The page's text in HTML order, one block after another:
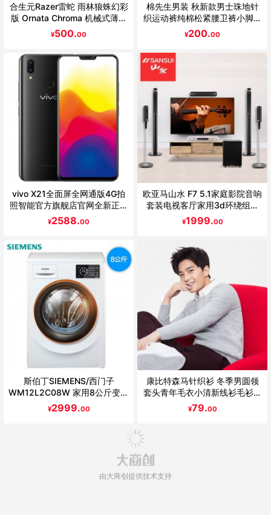
合生元Razer雷蛇 雨林狼蛛幻彩
版 Ornata Chroma 机械式薄膜
游戏键盘
¥500.00
棉先生男装 秋新款男士珠地针
织运动裤纯棉松紧腰卫裤小脚休
闲裤
¥200.00
vivo X21全面屏全网通版4G拍
照智能官方旗舰店官网全新正品
手机vivoX21A
¥2588.00
欧亚马山水 F7 5.1家庭影院音响
套装电视客厅家用3d环绕组合
音箱 电视k歌音响套装 家用 组
合 重低音蓝牙
¥1999.00
斯伯丁SIEMENS/西门子
WM12L2C08W 家用8公斤变频
滚筒节能全自动洗衣机
¥2999.00
康比特森马针织衫 冬季男圆领
套头青年毛衣小清新线衫毛衫纯
色韩版学生
¥79.00
由大商创提供技术支持